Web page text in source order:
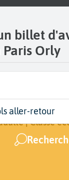
billet
Orly
Orly (ORY)
de votre
| Classe
| Classe
aller-retour